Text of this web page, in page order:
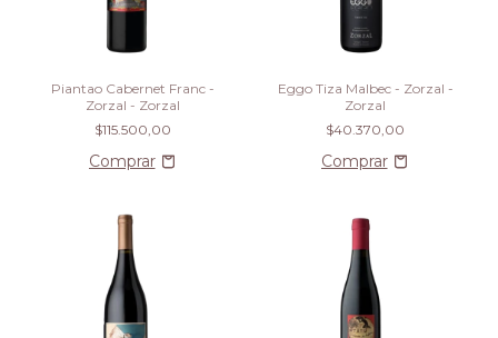
Piantao Cabernet Franc -
Zorzal - Zorzal
$115.500,00
Eggo Tiza Malbec - Zorzal -
Zorzal
$40.370,00